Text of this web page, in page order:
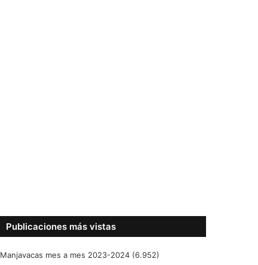
Publicaciones más vistas
Manjavacas mes a mes 2023-2024 (6.952)